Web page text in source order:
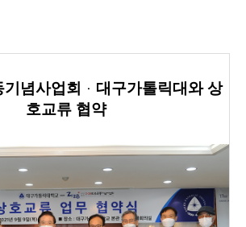
기념사업회 · 대구가톨릭대와 상
호교류 협약